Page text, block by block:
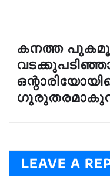
കനത്ത
LEAVE A